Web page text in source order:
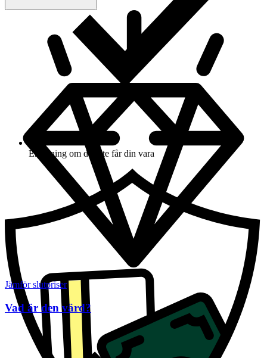
Ersättning om du inte får din vara
Jämför slutpriser
Vad är den värd?